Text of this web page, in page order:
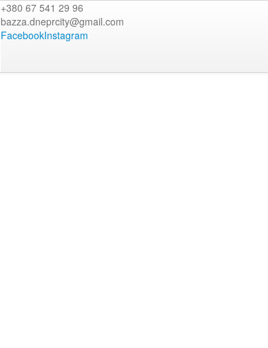
+380 67 541 29 96
bazza.dneprcity@gmail.com
FacebookInstagram